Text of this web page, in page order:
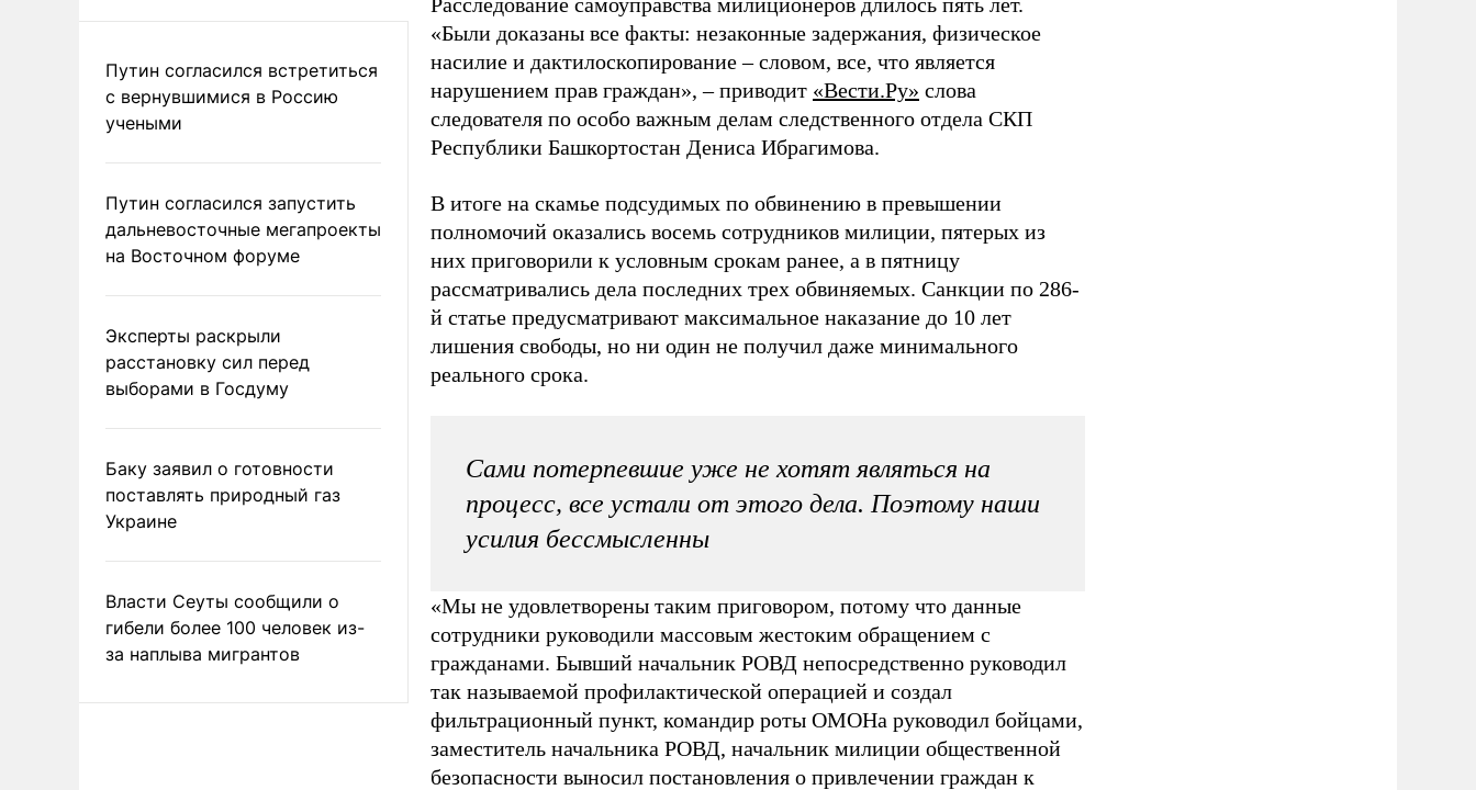
Путин согласился встретиться
с вернувшимися в Россию
учеными
Путин согласился запустить
дальневосточные мегапроекты
на Восточном форуме
Эксперты раскрыли
расстановку сил перед
выборами в Госдуму
Баку заявил о готовности
поставлять природный газ
Украине
Власти Сеуты сообщили о
гибели более 100 человек из-
за наплыва мигрантов
«Были доказаны все факты: незаконные задержания, физическое
насилие и дактилоскопирование – словом, все, что является
нарушением прав граждан», – приводит «Вести.Ру» слова
следователя по особо важным делам следственного отдела СКП
Республики Башкортостан Дениса Ибрагимова.
В итоге на скамье подсудимых по обвинению в превышении
полномочий оказались восемь сотрудников милиции, пятерых из
них приговорили к условным срокам ранее, а в пятницу
рассматривались дела последних трех обвиняемых. Санкции по 286-
й статье предусматривают максимальное наказание до 10 лет
лишения свободы, но ни один не получил даже минимального
реального срока.
Сами потерпевшие уже не хотят являться на
процесс, все устали от этого дела. Поэтому наши
усилия бессмысленны
«Мы не удовлетворены таким приговором, потому что данные
сотрудники руководили массовым жестоким обращением с
гражданами. Бывший начальник РОВД непосредственно руководил
так называемой профилактической операцией и создал
фильтрационный пункт, командир роты ОМОНа руководил бойцами,
заместитель начальника РОВД, начальник милиции общественной
безопасности выносил постановления о привлечении граждан к